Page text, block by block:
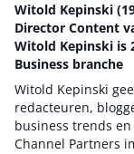
Witold Kepinski
Director Content
Witold Kepinski is
Business branche
Witold Kepinski
redacteuren,
business trends
Channel Partners